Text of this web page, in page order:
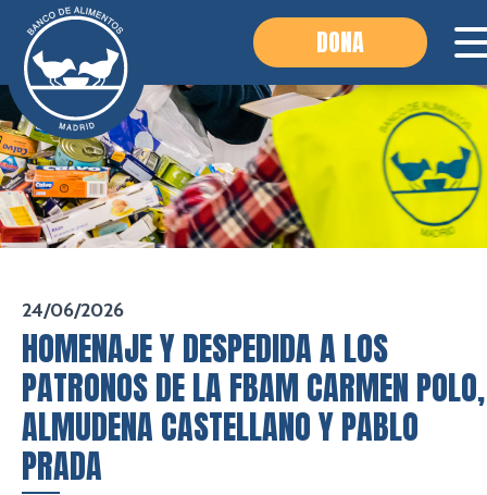
DONA
24/06/2026
HOMENAJE Y DESPEDIDA A LOS
PATRONOS DE LA FBAM CARMEN POLO,
ALMUDENA CASTELLANO Y PABLO
PRADA